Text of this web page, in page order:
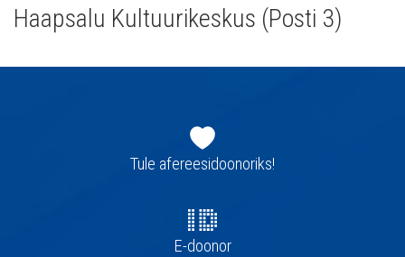
Haapsalu Kultuurikeskus (Posti 3)
navigatsioonTule afereesidoonoriks!
E-doonor